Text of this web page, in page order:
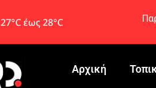
27°C έως 28°C
Αρχική